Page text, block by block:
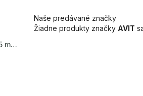
Skrinka pre rozdeľovače 1015 mm - nadomietková
Naše predávané značky
Žiadne produkty značky AVIT